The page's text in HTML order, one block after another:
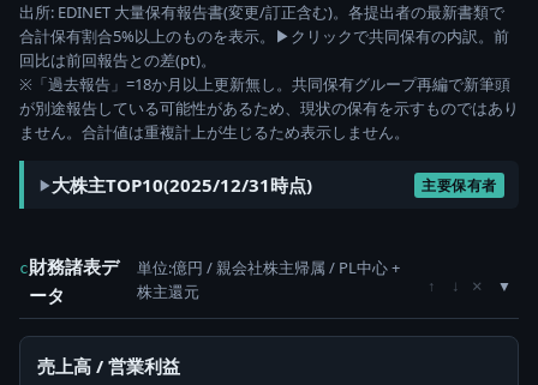
出所: EDINET 大量保有報告書(変更/訂正含む)。各提出者の最新書類で
合計保有割合5%以上のものを表示。▶クリックで共同保有の内訳。前
回比は前回報告との差(pt)。
※「過去報告」=18か月以上更新無し。共同保有グループ再編で新筆頭
が別途報告している可能性があるため、現状の保有を示すものではあり
ません。合計値は重複計上が生じるため表示しません。
大株主TOP10(2025/12/31時点) 主要保有者
c財務諸表デ
ータ
単位:億円 / 親会社株主帰属 / PL中心 +
株主還元
↑ ↓ ×
売上高 / 営業利益